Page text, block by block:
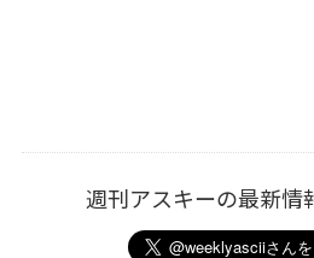
週刊アスキーの最新情